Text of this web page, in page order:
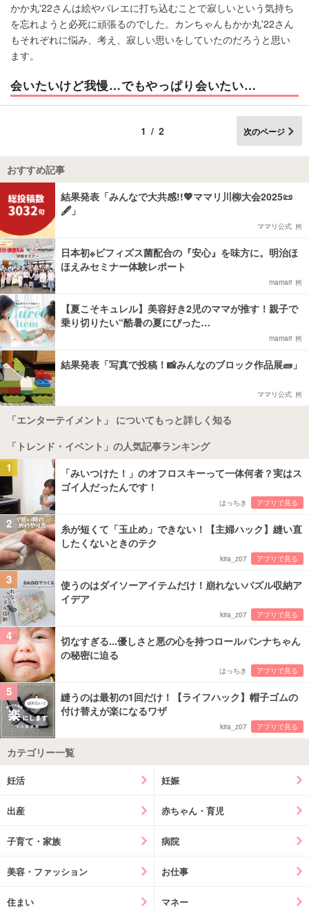
かか丸'22さんは絵やバレエに打ち込むことで寂しいという気持ち
を忘れようと必死に頑張るのでした。カンちゃんもかか丸'22さん
もそれぞれに悩み、考え、寂しい思いをしていたのだろうと思い
ます。
会いたいけど我慢…でもやっぱり会いたい…
1/2 次のページ
おすすめ記事
結果発表「みんなで大共感!!💖ママリ川柳大会2025📜
🖋️」
ママリ公式
日本初※ビフィズス菌配合の『安心』を味方に。明治ほ
ほえみセミナー体験レポート
mamari
【夏こそキュレル】美容好き2児のママが推す！親子で
乗り切りたい“酷暑の夏にぴった…
mamari
結果発表「写真で投稿！📸みんなのブロック作品展🧱」
ママリ公式
「エンターテイメント」 についてもっと詳しく知る
「トレンド・イベント」の人気記事ランキング
1
「みいつけた！」のオフロスキーって一体何者？実はス
ゴイ人だったんです！
はっちき アプリで見る
2
糸が短くて「玉止め」できない！【主婦ハック】縫い直
したくないときのテク
kira_z07 アプリで見る
3
使うのはダイソーアイテムだけ！崩れないパズル収納ア
イデア
kira_z07 アプリで見る
4
切なすぎる...優しさと悪の心を持つロールパンナちゃん
の秘密に迫る
はっちき アプリで見る
5
縫うのは最初の1回だけ！【ライフハック】帽子ゴムの
付け替えが楽になるワザ
kira_z07 アプリで見る
カテゴリー一覧
妊活 妊娠
出産 赤ちゃん・育児
子育て・家族 病院
美容・ファッション お仕事
住まい マネー